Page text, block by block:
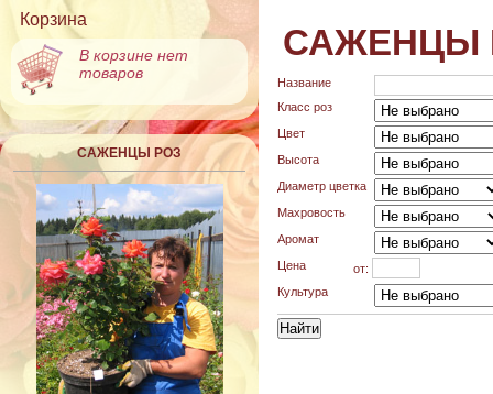
Корзина
В корзине нет
товаров
САЖЕНЦЫ РОЗ
САЖЕНЦЫ
Название
Класс роз
Цвет
Высота
Диаметр цветка
Махровость
Аромат
Цена
от:
Культура